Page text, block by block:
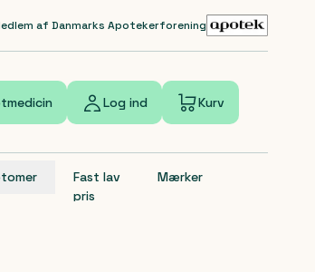
af Danmarks Apotekerforening
Log ind Kurv
Fast lav
pris
Mærker